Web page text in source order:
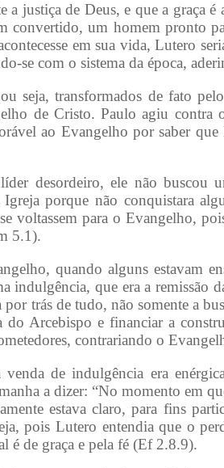
a justiça de Deus, e que a graça
convertido, um homem pronto
em sua vida, Lutero
se com o sistema da época,
seja, transformados de fato
de Cristo. Paulo agiu contra
ao Evangelho por saber
desordeiro, ele não buscou
porque não conquistara
voltassem para o Evangelho,
5.1).
quando alguns estavam
indulgência, que era a remissão
por trás de tudo, não somente a
Arcebispo e financiar a
contrariando o
de indulgência era
a dizer: “No momento em
estava claro, para fins
pois Lutero entendia que o
é de graça e pela fé (Ef 2.8.9).